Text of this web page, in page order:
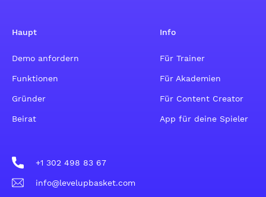
Haupt
Demo anfordern
Funktionen
Gründer
Beirat
Info
Für Trainer
Für Akademien
Für Content Creator
App für deine Spieler
+1 302 498 83 67
info@levelupbasket.com